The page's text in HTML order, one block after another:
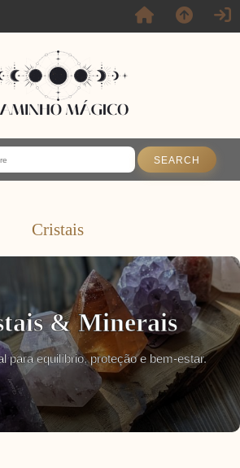
Cristais
& Minerais
para equilíbrio, proteção e bem-estar.